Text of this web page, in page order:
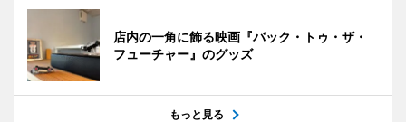
店内の一角に飾る映画『バック・トゥ・ザ・
フューチャー』のグッズ
もっと見る